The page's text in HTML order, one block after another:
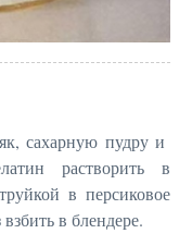
сахарную пудру и
растворить в
в персиковое
в блендере.